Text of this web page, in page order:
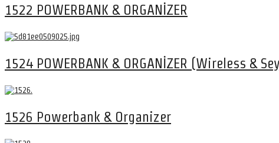
1522 POWERBANK & ORGANİZER
1524 POWERBANK & ORGANİZER (Wireless &
1526 Powerbank & Organizer